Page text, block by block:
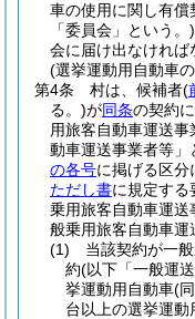
車の使用に関し有
「委員会」という。)
会に届け出なければ
(選挙運動用自動車
第4条
村は、候補者(
る。)が同条の契約
用旅客自動車運送
動車運送事業者等」
の各号に掲げる区分
ただし書に規定する
乗用旅客自動車運
般乗用旅客自動車運
(1)
当該契約が一
約(以下「一般運
挙運動用自動車(
台以上の選挙運